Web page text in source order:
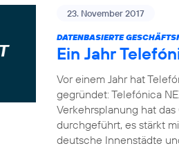
23. November 2017
DATENBASIERTE
Ein Jahr
Vor einem Jahr hat
gegründet: Telefónica
Verkehrsplanung hat
durchgeführt, es stärkt
deutsche Innenstädte